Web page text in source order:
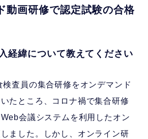
動画研修で認定試験の合格
経緯について教えてください
検査員の集合研修をオンデマンド
たところ、コロナ禍で集合研修
会議システムを利用したオン
ました。しかし、オンライン研